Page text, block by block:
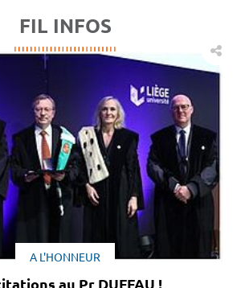
FIL INFOS
A L'HONNEUR
au Pr DUFFAU !